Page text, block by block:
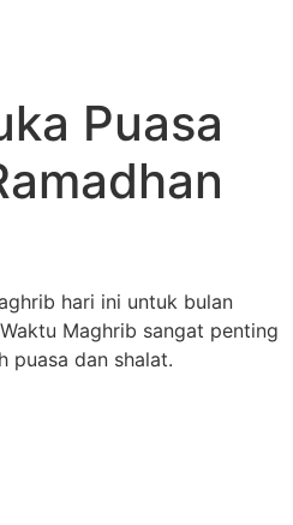
Puasa
hari ini untuk bulan
Maghrib sangat penting
puasa dan shalat.